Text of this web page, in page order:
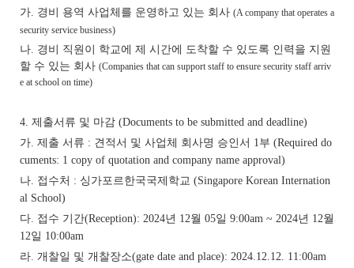
가. 경비 용역 사업체를 운영하고 있는 회사 (A company that operates a
security service business)
나. 경비 직원이 학교에 제 시간에 도착할 수 있도록 인력을 지원
할 수 있는 회사 (Companies that can support staff to ensure security staff arriv
e at school on time)
4. 제출서류 및 마감 (Documents to be submitted and deadline)
가. 제출 서류 : 견적서 및 사업체 회사명 승인서 1부 (Required do
cuments: 1 copy of quotation and company name approval)
나. 접수처 : 싱가포르한국국제학교 (Singapore Korean Internation
al School)
다. 접수 기간(Reception): 2024년 12월 05일 9:00am ~ 2024년 12월
12일 10:00am
라. 개찰일 및 개찰장소(gate date and place): 2024.12.12. 11:00am